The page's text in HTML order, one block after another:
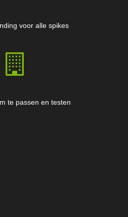
voor alle spikes
te passen en testen